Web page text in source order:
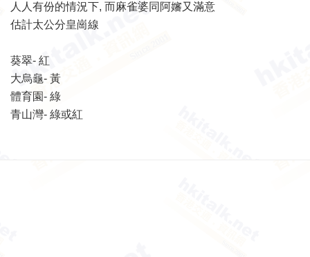
人人有份的情況下, 而麻雀婆同阿嬸又滿意
估計太公分皇崗線
葵翠- 紅
大烏龜- 黃
體育園- 綠
青山灣- 綠或紅